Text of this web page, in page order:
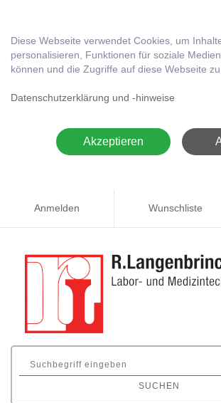
Diese Webseite verwendet Cookies, um
personalisieren, Funktionen für soziale
können und die Zugriffe auf diese Webseite
Datenschutzerklärung und -hinweise
Akzeptieren
Anmelden Wunschliste
SUCHEN